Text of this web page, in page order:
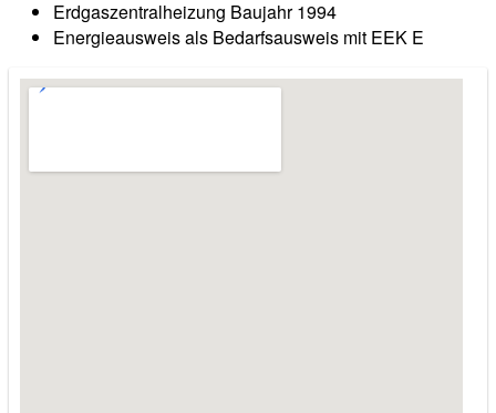
Erdgaszentralheizung Baujahr 1994
Energieausweis als Bedarfsausweis mit EEK E